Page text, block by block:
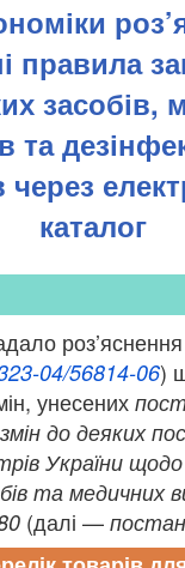
правила
засобів,
та
через
каталог
04/56814-06)
унесених
до деяких
України щодо
та медичних
(далі —